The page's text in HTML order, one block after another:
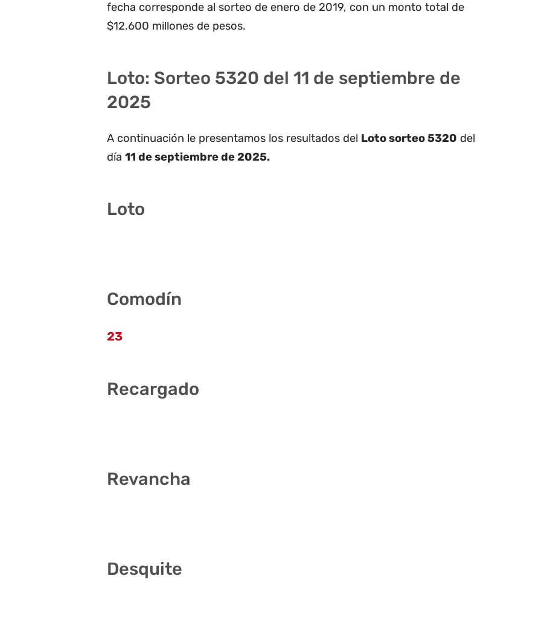
fecha corresponde al sorteo de enero de 2019, con un monto total de
$12.600 millones de pesos.
Loto: Sorteo 5320 del 11 de septiembre de
2025
A continuación le presentamos los resultados del Loto sorteo 5320 del
día 11 de septiembre de 2025.
Loto
Comodín
23
Recargado
Revancha
Desquite